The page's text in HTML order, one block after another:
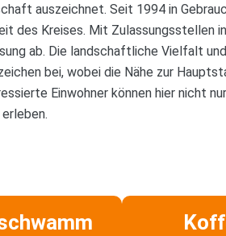
auszeichnet. Seit 1994 in
des Kreises. Mit Zulassungsstellen
ab. Die landschaftliche Vielfalt
bei, wobei die Nähe zur
Einwohner können hier nicht